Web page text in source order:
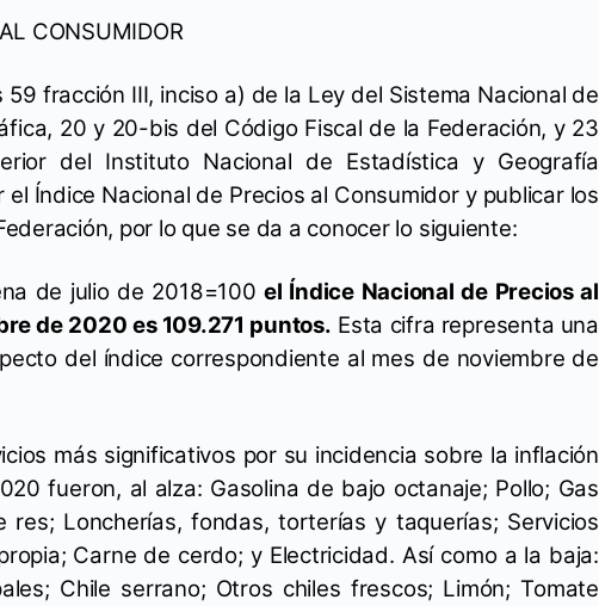
CONSUMIDOR
fracción III, inciso a) de la Ley del Sistema Nacional de
20 y 20-bis del Código Fiscal de la Federación, y 23
del Instituto Nacional de Estadística y Geografía
Índice Nacional de Precios al Consumidor y publicar los
por lo que se da a conocer lo siguiente:
de julio de 2018=100el Índice Nacional de Precios al
de 2020 es 109.271 puntos. Esta cifra representa una
del índice correspondiente al mes de noviembre de
más significativos por su incidencia sobre la inflación
fueron, al alza: Gasolina de bajo octanaje; Pollo; Gas
res; Loncherías, fondas, torterías y taquerías; Servicios
Carne de cerdo; y Electricidad. Así como a la baja:
Chile serrano; Otros chiles frescos; Limón; Tomate